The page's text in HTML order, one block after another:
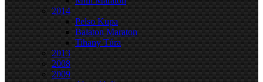
2014
Pelso Kupa
Balaton Maraton
Tihany Túra
2013
2008
2009